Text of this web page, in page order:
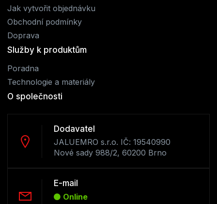
Jak vytvořit objednávku
Obchodní podmínky
Doprava
Služby k produktům
Poradna
Technologie a materiály
O společnosti
Dodavatel
JALUEMRO s.r.o. IČ: 19540990
Nové sady 988/2, 60200 Brno
E-mail
Online